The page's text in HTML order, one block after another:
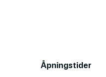
Åpningstider